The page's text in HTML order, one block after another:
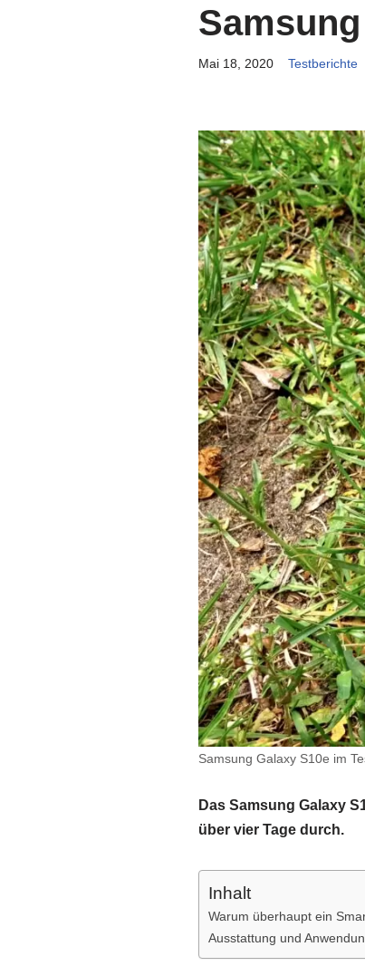
Mai 18, 2020 Testberichte
Samsung Galaxy S10e im
Das Samsung Galaxy
über vier Tage durch.
Inhalt
Warum überhaupt ein
Ausstattung und